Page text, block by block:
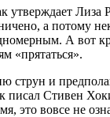
Лиза
а потому
А вот
«прятаться».
и
Стивен
это вовсе не